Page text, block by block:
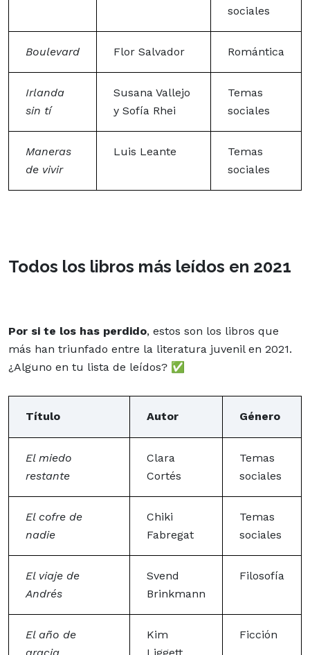
sociales
Boulevard Flor Salvador Romántica
Irlanda
sin tí
Susana Vallejo
y Sofía Rhei
Temas
sociales
Maneras
de vivir
Luis Leante
Temas
sociales
Todos los libros más leídos en 2021
Por si te los has perdido, estos son los libros que
más han triunfado entre la literatura juvenilen 2021.
¿Alguno en tu lista de leídos? ✅
Título Autor Género
El miedo
restante
Clara
Cortés
Temas
sociales
El cofre de
nadie
Chiki
Fabregat
Temas
sociales
El viaje de
Andrés
Svend
Brinkmann
Filosofía
El año de
Kim
Ficción